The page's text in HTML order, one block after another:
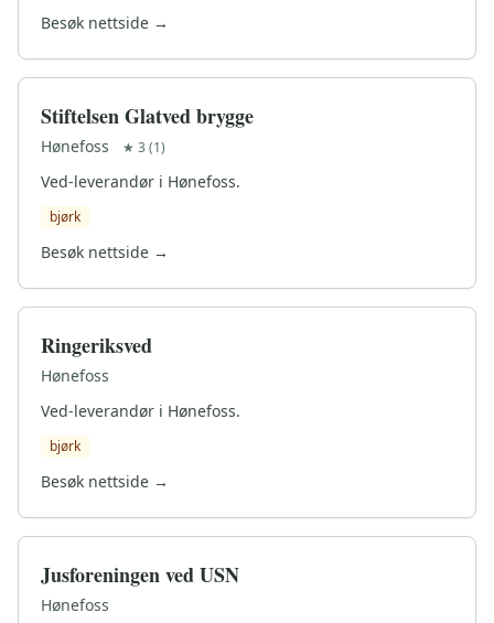
Besøk nettside →
Stiftelsen Glatved brygge
Hønefoss ★ 3 (1)
Ved-leverandør i Hønefoss.
bjørk
Besøk nettside →
Ringeriksved
Hønefoss
Ved-leverandør i Hønefoss.
bjørk
Besøk nettside →
Jusforeningen ved USN
Hønefoss